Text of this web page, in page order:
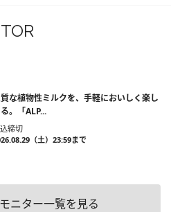
な植物性ミルクを、手軽においしく楽し
。「ALP...
締切
（土）23:59まで
ニター一覧を見る